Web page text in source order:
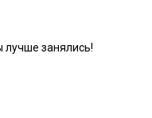
занялись!